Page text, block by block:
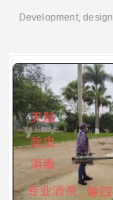
Development,